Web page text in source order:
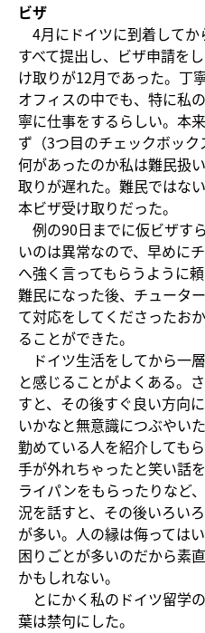
ビザ
4月にドイツに到着してか
すべて提出し、ビザ申請を
け取りが12月であった。丁
オフィスの中でも、特に私
寧に仕事をするらしい。本
ず（3つ目のチェックボック
何があったのか私は難民扱
取りが遅れた。難民ではな
本ビザ受け取りだった。
例の90日までに仮ビザす
いのは異常なので、早めに
へ強く言ってもらうように
難民になった後、チュータ
て対応をしてくださったお
ることができた。
ドイツ生活をしてから一
と感じることがよくある。
すと、その後すぐ良い方向
いかなと無意識につぶやい
勤めている人を紹介しても
手が外れちゃったと笑い話
ライパンをもらったりなど
況を話すと、その後いろい
が多い。人の縁は侮っては
困りごとが多いのだから素
かもしれない。
とにかく私のドイツ留学
葉は禁句にした。